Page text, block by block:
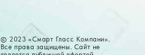
© 2023 «Смарт Гласс Компани».
Все права защищены. Сайт не